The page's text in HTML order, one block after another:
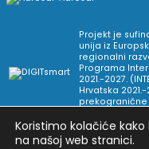
Projekt je
unija iz
regionalni
Programa
2021.-2027.
Hrvatska
prekogranične
Koristimo kolačiće
na našoj web stranici.